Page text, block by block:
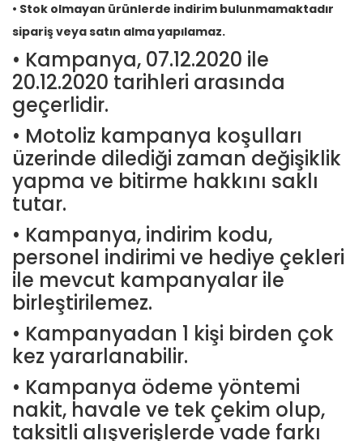
• Stok olmayan ürünlerde indirim bulunmamaktadır
sipariş veya satın alma yapılamaz.
• Kampanya, 07.12.2020 ile
20.12.2020 tarihleri arasında
geçerlidir.
• Motoliz kampanya koşulları
üzerinde dilediği zaman değişiklik
yapma ve bitirme hakkını saklı
tutar.
• Kampanya, indirim kodu,
personel indirimi ve hediye çekleri
ile mevcut kampanyalar ile
birleştirilemez.
• Kampanyadan 1 kişi birden çok
kez yararlanabilir.
• Kampanya ödeme yöntemi
nakit, havale ve tek çekim olup,
taksitli alışverişlerde vade farkı